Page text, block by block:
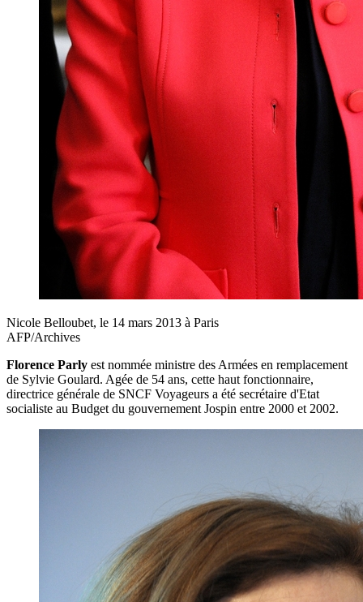
Nicole Belloubet, le 14 mars 2013 à Paris
AFP/Archives
Florence Parly est nommée ministre des Armées en remplacement
de Sylvie Goulard. Agée de 54 ans, cette haut fonctionnaire,
directrice générale de SNCF Voyageurs a été secrétaire d'Etat
socialiste au Budget du gouvernement Jospin entre 2000 et 2002.